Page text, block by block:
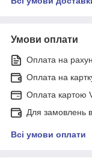
Умови оплати
Оплата на
Оплата на
Оплата картою
Для замовлень
Всі умови оплати